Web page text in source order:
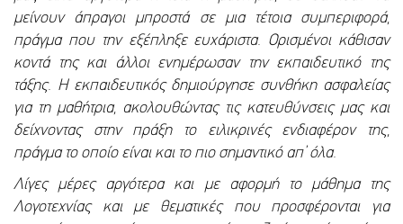
μείνουν άπραγοι μπροστά σε μια τέτοια συμπεριφορά,
πράγμα που την εξέπληξε ευχάριστα. Ορισμένοι κάθισαν
κοντά της και άλλοι ενημέρωσαν την εκπαιδευτικό της
τάξης. Η εκπαιδευτικός δημιούργησε συνθήκη ασφαλείας
για τη μαθήτρια, ακολουθώντας τις κατευθύνσεις μας και
δείχνοντας στην πράξη το ειλικρινές ενδιαφέρον της,
πράγμα το οποίο είναι και το πιο σημαντικό απ’ όλα.
Λίγες μέρες αργότερα και με αφορμή το μάθημα της
Λογοτεχνίας και με θεματικές που προσφέρονται για